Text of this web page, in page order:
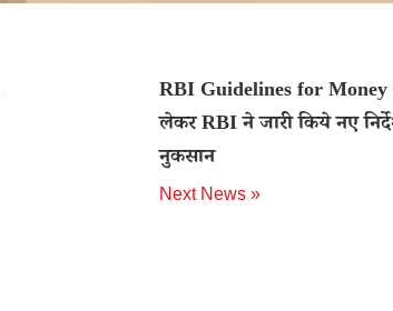
RBI Guidelines for
लेकर RBI ने जारी किये नए
नुकसान
Next News »